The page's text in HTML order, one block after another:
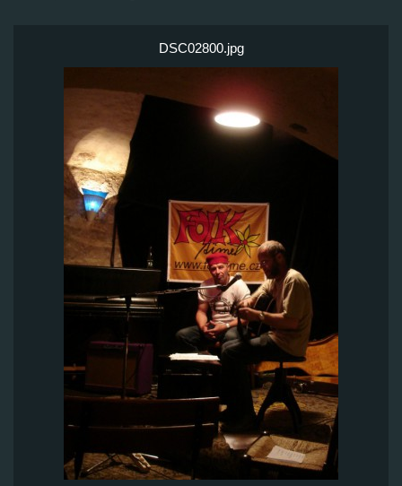
DSC02800.jpg